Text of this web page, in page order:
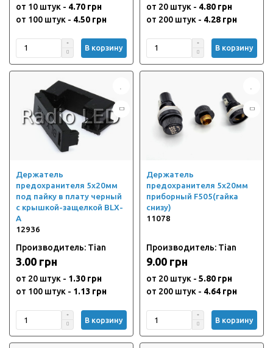
от 10 штук - 4.70 грн
от 100 штук - 4.50 грн
В корзину
от 20 штук - 4.80 грн
от 200 штук - 4.28 грн
В корзину
Держатель
предохранителя 5х20мм
под пайку в плату черный
с крышкой-защелкой BLX-
A
12936
Производитель: Tian
3.00 грн
от 20 штук - 1.30 грн
от 100 штук - 1.13 грн
В корзину
Держатель
предохранителя 5х20мм
приборный F505(гайка
снизу)
11078
Производитель: Tian
9.00 грн
от 20 штук - 5.80 грн
от 200 штук - 4.64 грн
В корзину